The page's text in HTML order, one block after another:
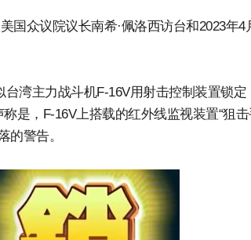
国众议院议长南希·佩洛西访台和2023年4
湾主力战斗机F-16V用射击控制装置锁定
是，F-16V上搭载的红外线监视装置“狙
的警告。